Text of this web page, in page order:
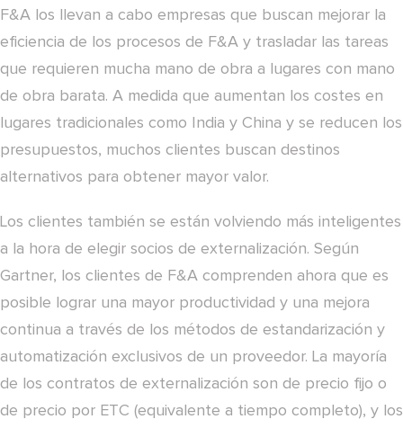
F&A los llevan a cabo empresas que buscan mejorar la
eficiencia de los procesos de F&A y trasladar las tareas
que requieren mucha mano de obra a lugares con mano
de obra barata. A medida que aumentan los costes en
lugares tradicionales como India y China y se reducen los
presupuestos, muchos clientes buscan destinos
alternativos para obtener mayor valor.
Los clientes también se están volviendo más inteligentes
a la hora de elegir socios de externalización. Según
Gartner, los clientes de F&A comprenden ahora que es
posible lograr una mayor productividad y una mejora
continua a través de los métodos de estandarización y
automatización exclusivos de un proveedor. La mayoría
de los contratos de externalización son de precio fijo o
de precio por ETC (equivalente a tiempo completo), y los